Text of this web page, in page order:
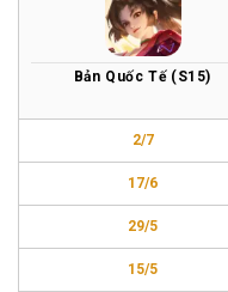
Bản Quốc Tế (S15)
2/7
17/6
29/5
15/5